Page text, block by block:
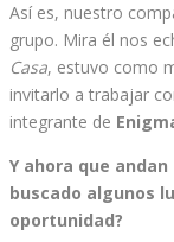
Así es, nuestro
grupo. Mira él nos
Casa, estuvo como
invitarlo a trabajar
integrante de
Y ahora que
buscado algunos
oportunidad?